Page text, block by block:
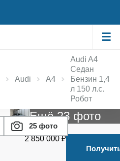
Audi A4
Audi A4
Седан
Бензин 1,4
л 150 л.с.
Робот
25 фото
Ещё 23 фото
2 850 000 ₽